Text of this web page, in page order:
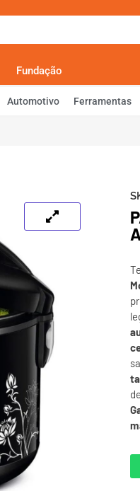
Fundação
Automotivo Ferramentas